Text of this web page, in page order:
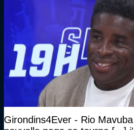
Girondins4Ever - Rio